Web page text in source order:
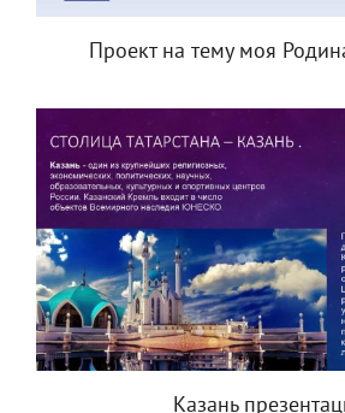
Проект на тему моя
Казань